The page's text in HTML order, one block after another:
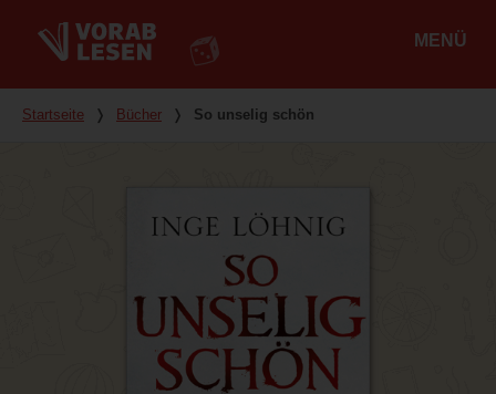
MENÜ
Du bist hier
Startseite ❭ Bücher ❭ So unselig schön